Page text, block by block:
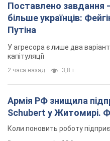
Поставлено завдання
більше українців:
Путіна
У агресора є лише два
капітуляції
2 часа назад 3,8 т.
Армія РФ знищила
Schubert у Житомирі.
Коли поновить роботу